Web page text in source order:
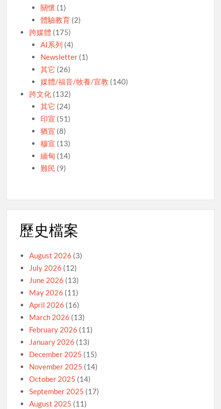
關懷 (1)
體驗教育(2)
跨媒體 (175)
AI系列 (4)
Newsletter(1)
其它 (26)
媒體/福音/牧養/宣教 (140)
跨文化 (132)
其它 (24)
印宣 (51)
猶宣 (8)
穆宣 (13)
緬甸 (14)
難民 (9)
歷史檔案
August 2026 (3)
July 2026 (12)
June 2026 (13)
May 2026 (11)
April 2026 (16)
March 2026 (13)
February 2026 (11)
January 2026 (13)
December 2025 (15)
November 2025 (14)
October 2025 (14)
September 2025 (17)
August 2025 (11)